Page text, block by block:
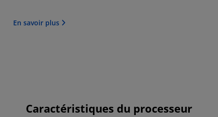
En savoir plus
Caractéristiques du processeur